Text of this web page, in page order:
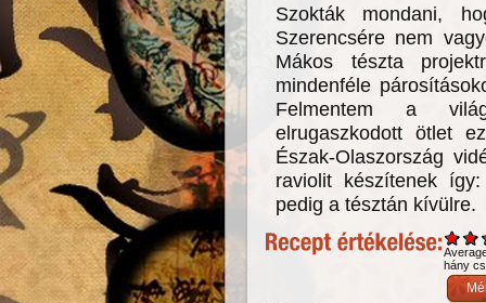
Szokták mondani,
Szerencsére nem
Mákos tészta
mindenféle
Felmentem a
elrugaszkodott ötlet
Észak-Olaszország
raviolit készítenek
pedig a tésztán kívülre.
hány